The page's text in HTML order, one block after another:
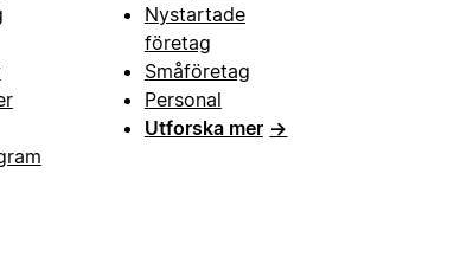
Nystartade
företag
Småföretag
Personal
Utforska mer →